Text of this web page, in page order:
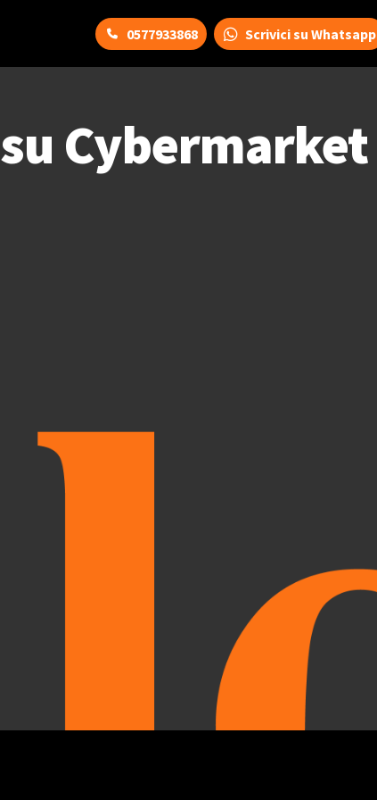
0577933868 Scrivici su Whatsapp
su Cybermarket